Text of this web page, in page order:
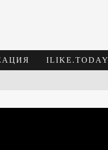
ILIKE.TODAY